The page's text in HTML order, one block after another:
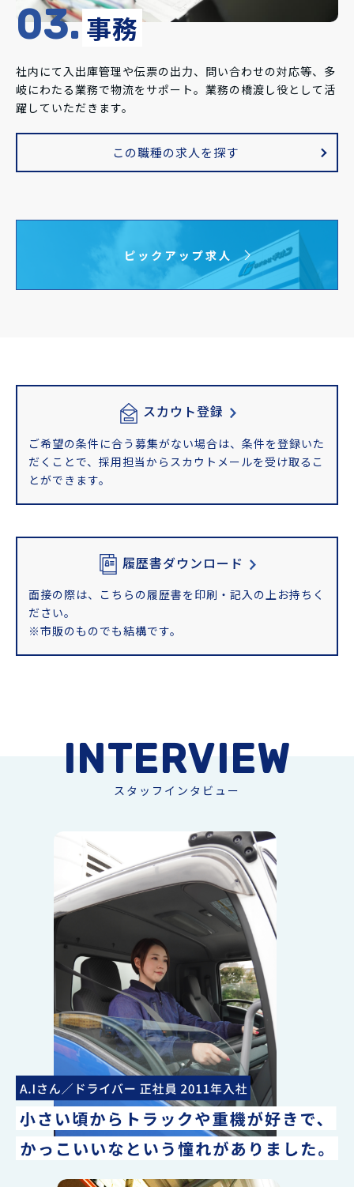
03.事務
社内にて入出庫管理や伝票の出力、問い合わせの対応等、多
岐にわたる業務で物流をサポート。業務の橋渡し役として活
躍していただきます。
この職種の求人を探す
スカウト登録
ご希望の条件に合う募集がない場合は、条件を登録いた
だくことで、採用担当からスカウトメールを受け取るこ
とができます。
履歴書ダウンロード
面接の際は、こちらの履歴書を印刷・記入の上お持ちく
ださい。
※市販のものでも結構です。
INTERVIEW
スタッフインタビュー